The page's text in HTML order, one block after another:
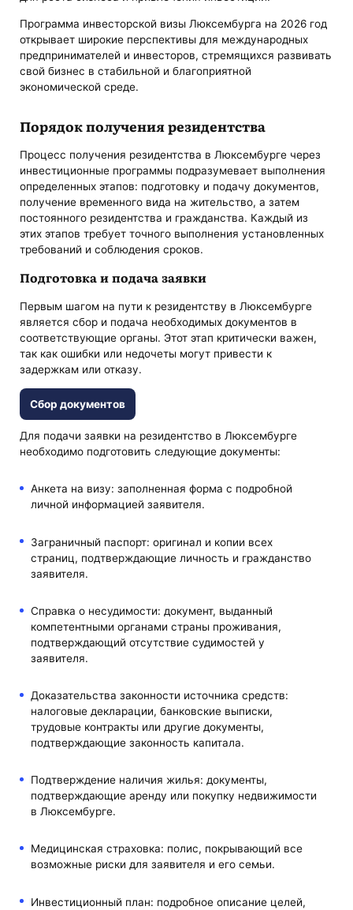
Программа инвесторской визы Люксембурга на 2026 год
открывает широкие перспективы для международных
предпринимателей и инвесторов, стремящихся развивать
свой бизнес в стабильной и благоприятной
экономической среде.
Порядок получения резидентства
Процесс получения резидентства в Люксембурге через
инвестиционные программы подразумевает выполнения
определенных этапов: подготовку и подачу документов,
получение временного вида на жительство, а затем
постоянного резидентства и гражданства. Каждый из
этих этапов требует точного выполнения установленных
требований и соблюдения сроков.
Подготовка и подача заявки
Первым шагом на пути к резидентству в Люксембурге
является сбор и подача необходимых документов в
соответствующие органы. Этот этап критически важен,
так как ошибки или недочеты могут привести к
задержкам или отказу.
Сбор документов
Для подачи заявки на резидентство в Люксембурге
необходимо подготовить следующие документы:
Анкета на визу: заполненная форма с подробной
личной информацией заявителя.
Заграничный паспорт: оригинал и копии всех
страниц, подтверждающие личность и гражданство
заявителя.
Справка о несудимости: документ, выданный
компетентными органами страны проживания,
подтверждающий отсутствие судимостей у
заявителя.
Доказательства законности источника средств:
налоговые декларации, банковские выписки,
трудовые контракты или другие документы,
подтверждающие законность капитала.
Подтверждение наличия жилья: документы,
подтверждающие аренду или покупку недвижимости
в Люксембурге.
Медицинская страховка: полис, покрывающий все
возможные риски для заявителя и его семьи.
Инвестиционный план: подробное описание целей,